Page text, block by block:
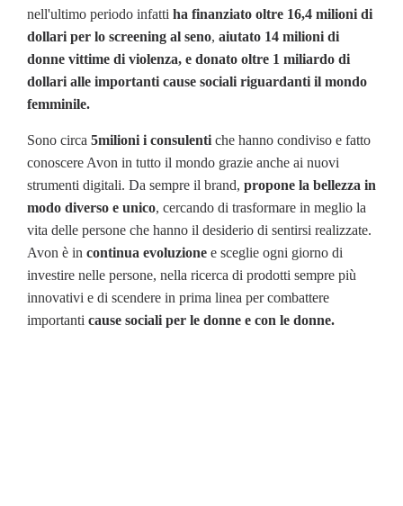
nell'ultimo periodo infatti ha finanziato oltre 16,4 milioni di
dollari per lo screening al seno, aiutato 14 milioni di
donne vittime di violenza, e donato oltre 1 miliardo di
dollari alle importanti cause sociali riguardanti il mondo
femminile.
Sono circa 5milioni i consulenti che hanno condiviso e fatto
conoscere Avon in tutto il mondo grazie anche ai nuovi
strumenti digitali. Da sempre il brand, propone la bellezza in
modo diverso e unico, cercando di trasformare in meglio la
vita delle persone che hanno il desiderio di sentirsi realizzate.
Avon è in continua evoluzione e sceglie ogni giorno di
investire nelle persone, nella ricerca di prodotti sempre più
innovativi e di scendere in prima linea per combattere
importanti cause sociali per le donne e con le donne.